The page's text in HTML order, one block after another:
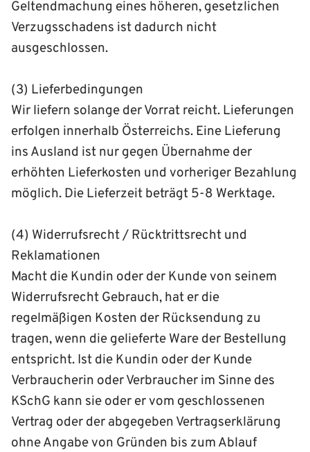
Geltendmachung eines höheren, gesetzlichen
Verzugsschadens ist dadurch nicht
ausgeschlossen.
(3) Lieferbedingungen
Wir liefern solange der Vorrat reicht. Lieferungen
erfolgen innerhalb Österreichs. Eine Lieferung
ins Ausland ist nur gegen Übernahme der
erhöhten Lieferkosten und vorheriger Bezahlung
möglich. Die Lieferzeit beträgt 5-8 Werktage.
(4) Widerrufsrecht / Rücktrittsrecht und
Reklamationen
Macht die Kundin oder der Kunde von seinem
Widerrufsrecht Gebrauch, hat er die
regelmäßigen Kosten der Rücksendung zu
tragen, wenn die gelieferte Ware der Bestellung
entspricht. Ist die Kundin oder der Kunde
Verbraucherin oder Verbraucher im Sinne des
KSchG kann sie oder er vom geschlossenen
Vertrag oder der abgegeben Vertragserklärung
ohne Angabe von Gründen bis zum Ablauf